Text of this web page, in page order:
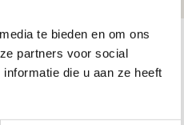
te bieden en om ons
partners voor social
die u aan ze heeft